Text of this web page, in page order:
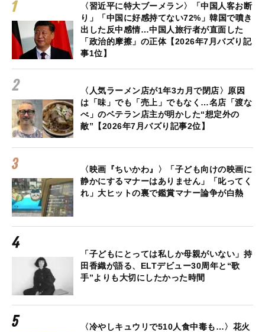
〈習近平に特大ブーメラン〉「中国人客お断
り」「中国に好感持てない72%」韓国で噴き
出した反中感情…中国人旅行者が直面した
「政治的摩擦」の正体【2026年7月バズり記
事1位】
〈人気ラーメン店が1年3カ月で閉店〉原因
は「味」でも「売上」でもなく…名店「渡な
べ」のベテラン店主が明かした“想定外の
敵”【2026年7月バズり記事2位】
〈映画『ちいかわ』〉「子ども向けの映画に
静かにするマナーはありません」「叱ってく
れ」大ヒットの裏で鑑賞マナー論争が白熱
「子どもにとっては私しか母親がいない」持
田香織が語る、ELTデビュー30周年と“歌
手”よりも大切にしたかった時間
〈冷やしキュウリで510人食中毒も…〉花火